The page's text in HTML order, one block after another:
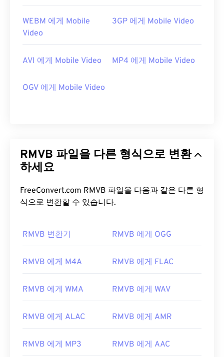
WEBM 에게 Mobile
Video
3GP 에게 Mobile Video
AVI 에게 Mobile Video MP4 에게 Mobile Video
OGV 에게 Mobile Video
RMVB 파일을 다른 형식으로 변환
하세요
FreeConvert.com RMVB 파일을 다음과 같은 다른 형
식으로 변환할 수 있습니다.
RMVB 변환기 RMVB 에게 OGG
RMVB 에게 M4A RMVB 에게 FLAC
RMVB 에게 WMA RMVB 에게 WAV
RMVB 에게 ALAC RMVB 에게 AMR
RMVB 에게 MP3 RMVB 에게 AAC